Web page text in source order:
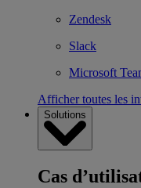
Zendesk
Slack
Microsoft
Afficher toutes les
Solutions
Cas